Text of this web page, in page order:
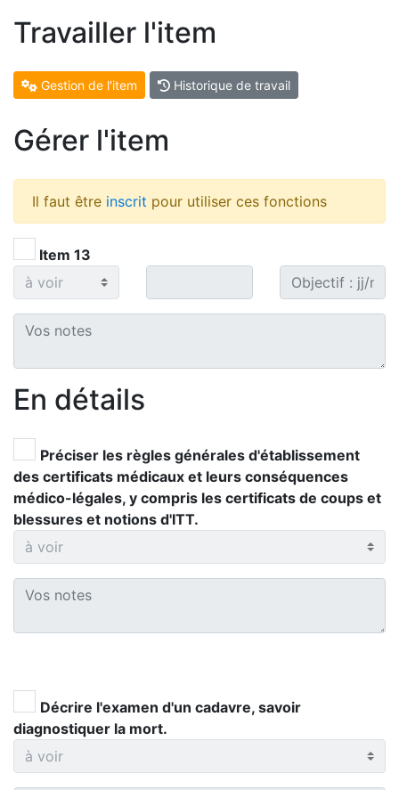
Travailler l'item
Gestion de l'item Historique de travail
Gérer l'item
Il faut être inscrit pour utiliser ces fonctions
Item 13
En détails
Préciser les règles générales d'établissement
des certificats médicaux et leurs conséquences
médico-légales, y compris les certificats de coups et
blessures et notions d'ITT.
Décrire l'examen d'un cadavre, savoir
diagnostiquer la mort.